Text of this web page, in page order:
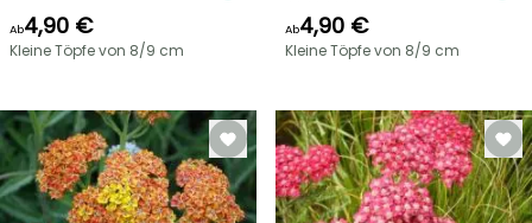
Ab4,90 €
Kleine Töpfe von 8/9 cm
Ab4,90 €
Kleine Töpfe von 8/9 cm